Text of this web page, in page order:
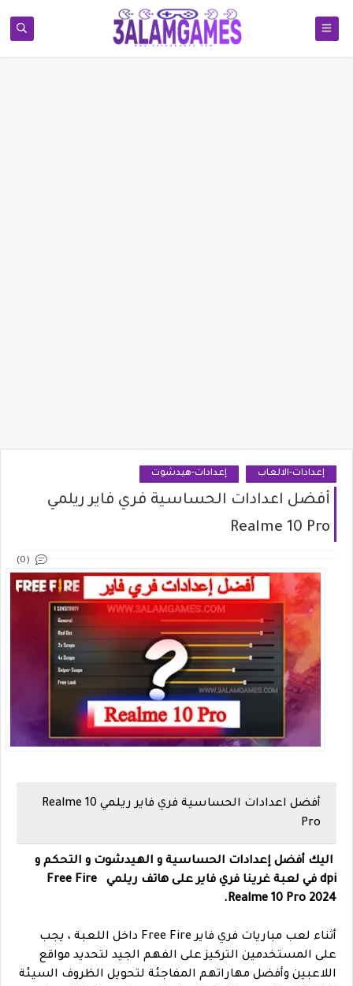
إعدادات-الالعاب إعدادات-هيدشوت
أفضل اعدادات الحساسية فري فاير ريلمي
Realme 10 Pro
(0)
أفضل اعدادات الحساسية فري فاير ريلمي Realme 10
Pro
اليك أفضل إعدادات الحساسية و الهيدشوت و التحكم و
dpi في لعبة غرينا فري فاير على هاتف ريلمي Free Fire
Realme 10 Pro 2024.
أثناء لعب مباريات فري فاير Free Fire داخل اللعبة ، يجب
على المستخدمين التركيز على الفهم الجيد لتحديد مواقع
اللاعبين وأفضل مهاراتهم المفاجئة لتحويل الظروف السيئة